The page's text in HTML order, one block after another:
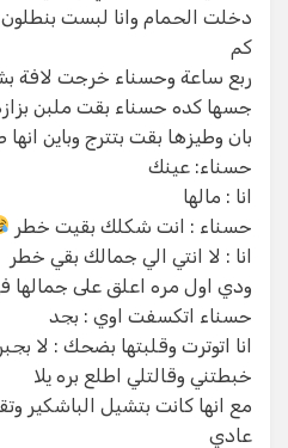
دخلت الحمام وانا لبست
كم
ربع ساعة وحسناء خرجت لافة
جسها كده حسناء بقت ملبن
بان وطيزها بقت بتترج وباين انها
حسناء: عينك
انا : مالها
حسناء : انت شكلك بقيت خطر
انا : لا انتي الي جمالك بقي خطر
ودي اول مره اعلق على جمالها
حسناء اتكسفت اوي : بجد
انا اتوترت وقلبتها بضحك : لا
خبطتني وقالتلي اطلع بره يلا
مع انها كانت بتشيل الباشكير
عادي